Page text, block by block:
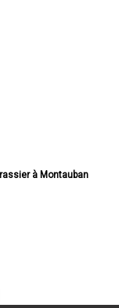
à Montauban
à Beaumont-de-Lomagne